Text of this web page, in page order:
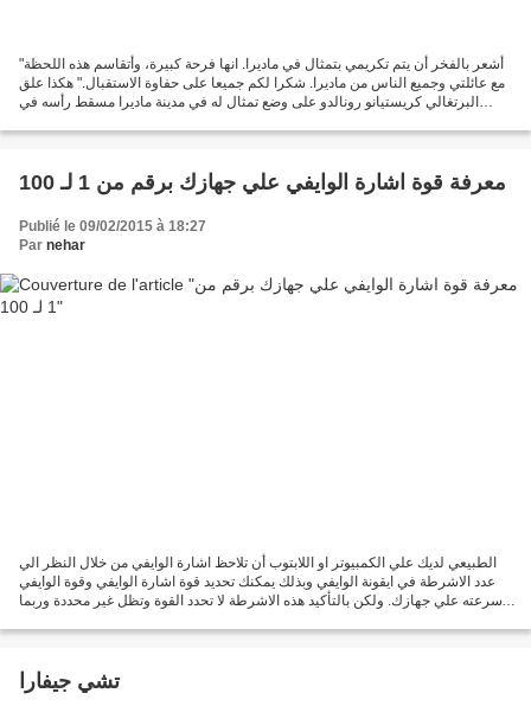
"أشعر بالفخر أن يتم تكريمي بتمثال في ماديرا. انها فرحة كبيرة، وأتقاسم هذه اللحظة
مع عائلتي وجميع الناس من ماديرا. شكرا لكم جميعا على حفاوة الاستقبال." هكذا علق
البرتغالي كريستيانو رونالدو على وضع تمثال له في مدينة ماديرا مسقط رأسه في
معرفة قوة اشارة الوايفي علي جهازك برقم من 1 لـ 100
Publié le 09/02/2015 à 18:27
Par nehar
الطبيعي لديك علي الكمبيوتر او اللابتوب أن تلاحظ اشارة الوايفي من خلال النظر الي
عدد الاشرطة في ايقونة الوايفي وبذلك يمكنك تحديد قوة اشارة الوايفي وقوة الوايفي
وسرعته علي جهازك. ولكن بالتأكيد هذه الاشرطة لا تحدد القوة وتظل غير محددة وربما
تشي جيفارا